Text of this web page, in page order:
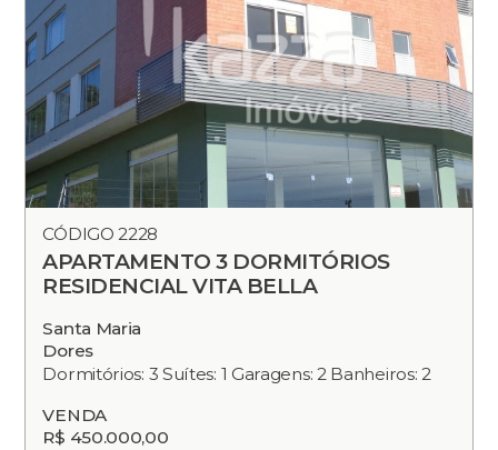
CÓDIGO 2228
APARTAMENTO 3 DORMITÓRIOS
RESIDENCIAL VITA BELLA
Santa Maria
Dores
Dormitórios: 3 Suítes: 1 Garagens: 2 Banheiros: 2
VENDA
R$ 450.000,00